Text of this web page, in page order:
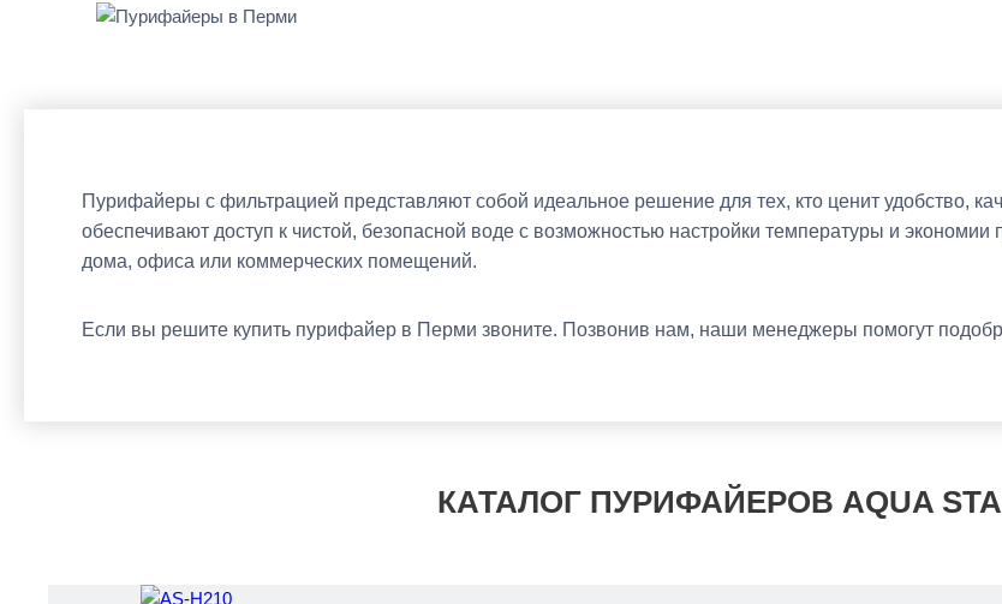
Пурифайеры с фильтрацией представляют собой идеальное решение для тех, кто ценит удобство,
обеспечивают доступ к чистой, безопасной воде с возможностью настройки температуры и
дома, офиса или коммерческих помещений.
Если вы решите купить пурифайер в Перми звоните. Позвонив нам, наши менеджеры помогут
КАТАЛОГ ПУРИФАЙЕРОВ AQUA